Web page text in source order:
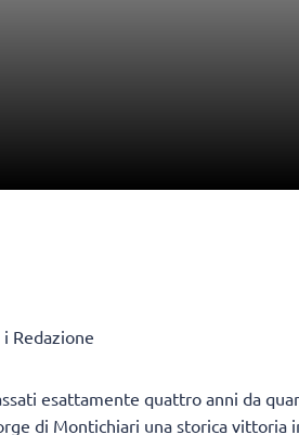
i Redazione
esattamente quattro anni da
di Montichiari una storica vittoria